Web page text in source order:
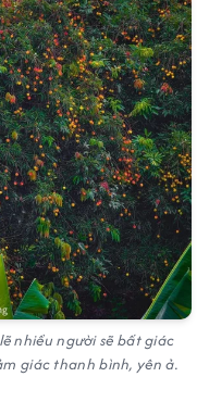
nhiều người sẽ bất giác
giác thanh bình, yên ả.